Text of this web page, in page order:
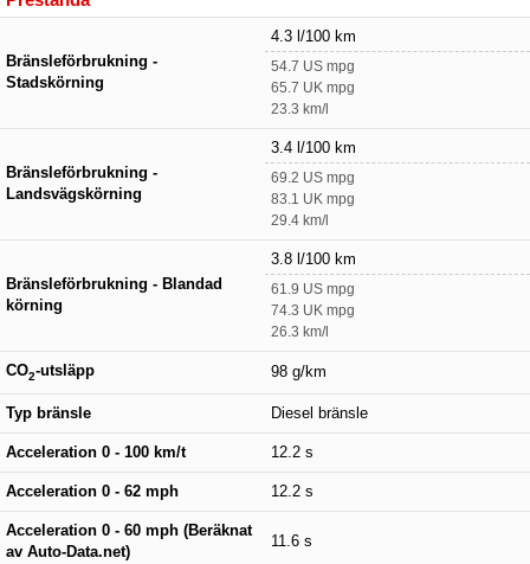
Bränsleförbrukning -
Stadskörning
4.3 l/100 km
54.7 US mpg
65.7 UK mpg
23.3 km/l
Bränsleförbrukning -
Landsvägskörning
3.4 l/100 km
69.2 US mpg
83.1 UK mpg
29.4 km/l
Bränsleförbrukning - Blandad
körning
3.8 l/100 km
61.9 US mpg
74.3 UK mpg
26.3 km/l
CO2-utsläpp 98 g/km
Typ bränsle Diesel bränsle
Acceleration 0 - 100 km/t 12.2 s
Acceleration 0 - 62 mph 12.2 s
Acceleration 0 - 60 mph (Beräknat
av Auto-Data.net)
11.6 s